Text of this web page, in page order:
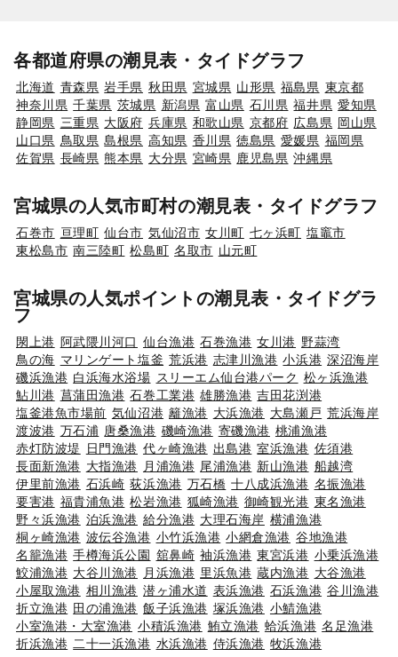
各都道府県の潮見表・タイドグラフ
北海道 青森県 岩手県 秋田県 宮城県 山形県 福島県 東京都
神奈川県 千葉県 茨城県 新潟県 富山県 石川県 福井県 愛知県
静岡県 三重県 大阪府 兵庫県 和歌山県 京都府 広島県 岡山県
山口県 鳥取県 島根県 高知県 香川県 徳島県 愛媛県 福岡県
佐賀県 長崎県 熊本県 大分県 宮崎県 鹿児島県 沖縄県
宮城県の人気市町村の潮見表・タイドグラフ
石巻市 亘理町 仙台市 気仙沼市 女川町 七ヶ浜町 塩竈市
東松島市 南三陸町 松島町 名取市 山元町
宮城県の人気ポイントの潮見表・タイドグラ
フ
閖上港 阿武隈川河口 仙台漁港 石巻漁港 女川港 野蒜湾
鳥の海 マリンゲート塩釜 荒浜港 志津川漁港 小浜港 深沼海岸
磯浜漁港 白浜海水浴場 スリーエム仙台港パーク 松ヶ浜漁港
鮎川港 菖蒲田漁港 石巻工業港 雄勝漁港 吉田花渕港
塩釜港魚市場前 気仙沼港 籬漁港 大浜漁港 大島瀬戸 荒浜海岸
渡波港 万石浦 唐桑漁港 磯崎漁港 寄磯漁港 桃浦漁港
赤灯防波堤
日門漁港 代ヶ崎漁港 出島港 室浜漁港 佐須港
長面新漁港 大指漁港 月浦漁港 尾浦漁港 新山漁港 船越湾
伊里前漁港 石浜崎 荻浜漁港 万石橋 十八成浜漁港 名振漁港
要害港 福貴浦魚港 松岩漁港 狐崎漁港 御崎観光港 東名漁港
野々浜漁港 泊浜漁港 給分漁港 大理石海岸 横浦漁港
桐ヶ崎漁港 波伝谷漁港 小竹浜漁港 小網倉漁港 谷地漁港
名籠漁港 手樽海浜公園 舘鼻崎 袖浜漁港 東宮浜港 小乗浜漁港
鮫浦漁港 大谷川漁港 月浜漁港 里浜魚港 蔵内漁港 大谷漁港
小屋取漁港 相川漁港 潜ヶ浦水道 表浜漁港 石浜漁港 谷川漁港
折立漁港 田の浦漁港 飯子浜漁港 塚浜漁港 小鯖漁港
小室漁港・大室漁港 小積浜漁港 鮪立漁港 蛤浜漁港 名足漁港
折浜漁港 二十一浜漁港 水浜漁港 侍浜漁港 牧浜漁港